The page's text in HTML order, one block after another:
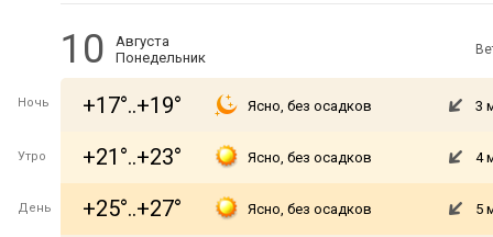
10
Августа
Понедельник
Ночь +17°..+19° Ясно, без осадков 3
Утро +21°..+23° Ясно, без осадков 4
День +25°..+27° Ясно, без осадков 5